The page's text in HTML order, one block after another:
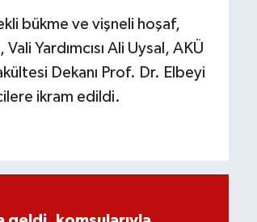
bükme ve vişneli hoşaf,
Yardımcısı Ali Uysal, AKÜ
Dekanı Prof. Dr. Elbeyi
ikram edildi.